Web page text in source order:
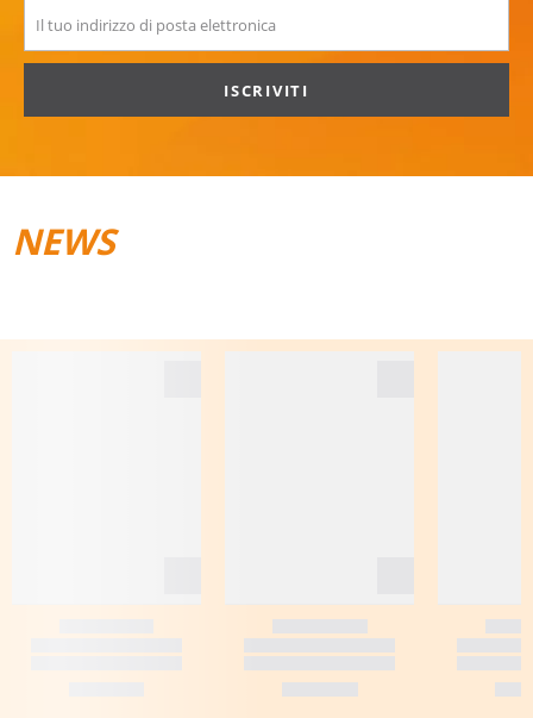
ISCRIVITI
NEWS